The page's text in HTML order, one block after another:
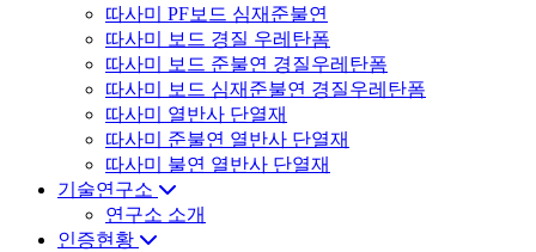
따사미 PF보드 심재준불연
따사미 보드 경질 우레탄폼
따사미 보드 준불연 경질우레탄폼
따사미 보드 심재준불연 경질우레탄폼
따사미 열반사 단열재
따사미 준불연 열반사 단열재
따사미 불연 열반사 단열재
기술연구소
연구소 소개
인증현황